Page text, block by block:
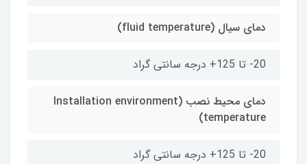
دمای سیال (fluid temperature)
20- تا 125+ درجه سانتی گراد
دمای محیط نصب (Installation environment
temperature)
20- تا 125+ درجه سانتی گراد